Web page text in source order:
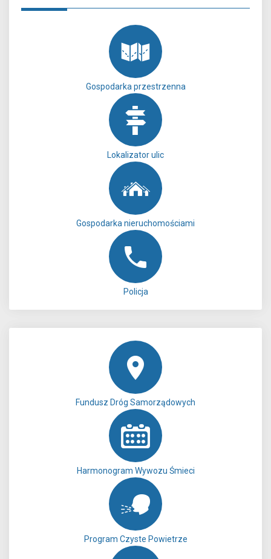
Gospodarka przestrzenna
Lokalizator ulic
Gospodarka nieruchomościami
Policja
Fundusz Dróg Samorządowych
Harmonogram Wywozu Śmieci
Program Czyste Powietrze